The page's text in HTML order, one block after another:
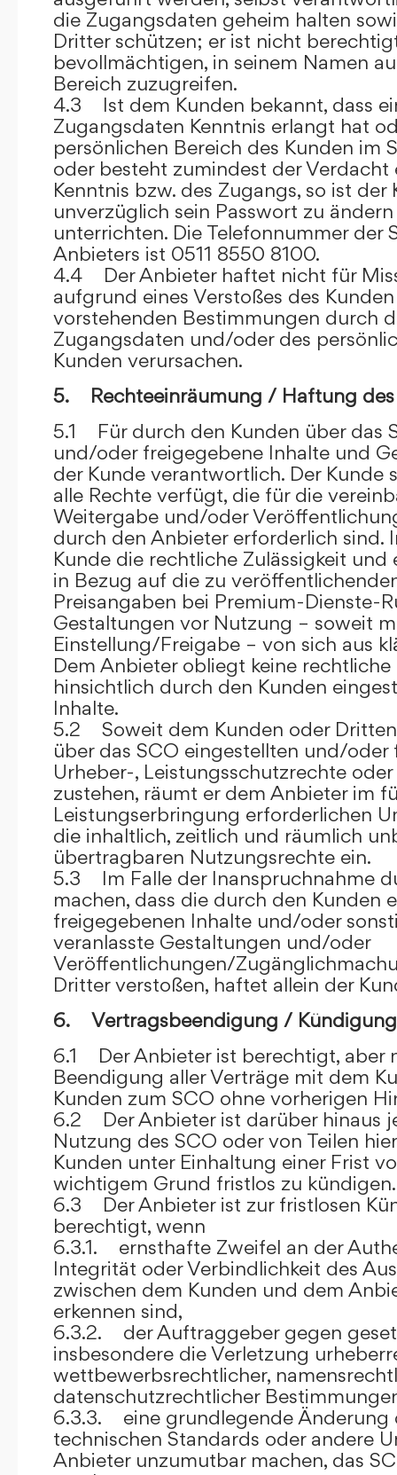
die Zugangsdaten geheim halten
Dritter schützen; er ist nicht
bevollmächtigen, in seinem Namen
Bereich zuzugreifen.
4.3 Ist dem Kunden bekannt, dass
Zugangsdaten Kenntnis erlangt hat
persönlichen Bereich des Kunden im
oder besteht zumindest der Verdacht
Kenntnis bzw. des Zugangs, so ist
unverzüglich sein Passwort zu
unterrichten. Die Telefonnummer der
Anbieters ist 0511 8550 8100.
4.4 Der Anbieter haftet nicht für
aufgrund eines Verstoßes des
vorstehenden Bestimmungen durch
Zugangsdaten und/oder des
Kunden verursachen.
5. Rechteeinräumung / Haftung des
5.1 Für durch den Kunden über das
und/oder freigegebene Inhalte und
der Kunde verantwortlich. Der Kunde
alle Rechte verfügt, die für die
Weitergabe und/oder
durch den Anbieter erforderlich sind.
Kunde die rechtliche Zulässigkeit
in Bezug auf die zu
Preisangaben bei Premium-Dienste-
Gestaltungen vor Nutzung – soweit
Einstellung/Freigabe – von sich aus
Dem Anbieter obliegt keine
hinsichtlich durch den Kunden
Inhalte.
5.2 Soweit dem Kunden oder
über das SCO eingestellten und/
Urheber-, Leistungsschutzrechte
zustehen, räumt er dem Anbieter im
Leistungserbringung erforderlichen
die inhaltlich, zeitlich und räumlich
übertragbaren Nutzungsrechte ein.
5.3 Im Falle der Inanspruchnahme
machen, dass die durch den Kunden
freigegebenen Inhalte und/oder
veranlasste Gestaltungen und/oder
Veröffentlichungen/
Dritter verstoßen, haftet allein der
6. Vertragsbeendigung / Kündigung
6.1 Der Anbieter ist berechtigt, aber
Beendigung aller Verträge mit dem
Kunden zum SCO ohne vorherigen
6.2 Der Anbieter ist darüber hinaus
Nutzung des SCO oder von Teilen
Kunden unter Einhaltung einer Frist
wichtigem Grund fristlos zu kündigen.
6.3 Der Anbieter ist zur fristlosen
berechtigt, wenn
6.3.1. ernsthafte Zweifel an der
Integrität oder Verbindlichkeit des
zwischen dem Kunden und dem
erkennen sind,
6.3.2. der Auftraggeber gegen
insbesondere die Verletzung
wettbewerbsrechtlicher,
datenschutzrechtlicher
6.3.3. eine grundlegende Änderung
technischen Standards oder andere
Anbieter unzumutbar machen, das